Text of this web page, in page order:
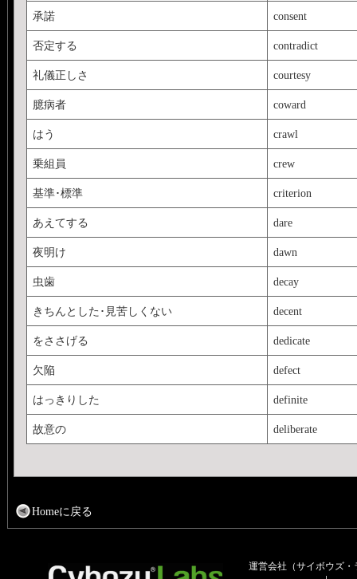
承諾 consent
否定する contradict
礼儀正しさ courtesy
臆病者 coward
はう crawl
乗組員 crew
基準･標準 criterion
あえてする dare
夜明け dawn
虫歯 decay
きちんとした･見苦しくない decent
をささげる dedicate
欠陥 defect
はっきりした definite
故意の deliberate
Homeに戻る
運営会社（サイボウズ・